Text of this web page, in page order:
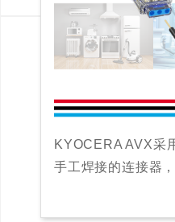
KYOCERA AVX采
手工焊接的连接器